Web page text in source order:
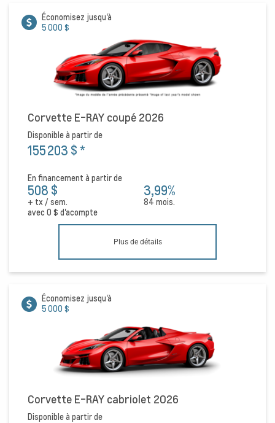
Économisez jusqu'à
5 000 $
Corvette E-RAY coupé 2026
Disponible à partir de
155 203 $*
En financement à partir de
508 $
+ tx / sem.
3,99%
84 mois.
avec0 $ d'acompte
Plus de détails
Économisez jusqu'à
5 000 $
Corvette E-RAY cabriolet 2026
Disponible à partir de